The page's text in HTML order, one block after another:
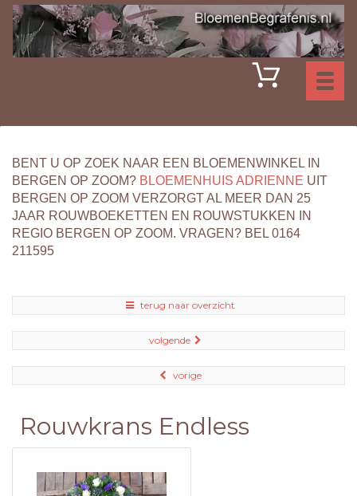
BENT U OP ZOEK NAAR EEN BLOEMENWINKEL IN
BERGEN OP ZOOM? BLOEMENHUIS ADRIENNE UIT
BERGEN OP ZOOM VERZORGT AL MEER DAN 25
JAAR ROUWBOEKETTEN EN ROUWSTUKKEN IN
REGIO BERGEN OP ZOOM. VRAGEN? BEL 0164
211595
terug naar overzicht
volgende
vorige
Rouwkrans Endless